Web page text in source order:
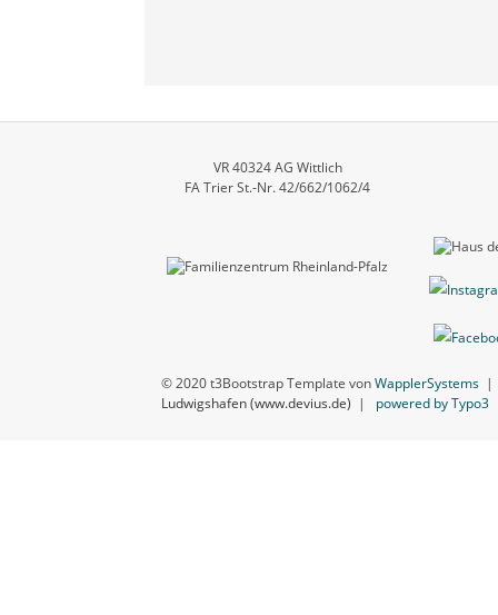
VR 40324 AG Wittlich
FA Trier St.-Nr. 42/662/1062/4
© 2020 t3Bootstrap Template vonWapplerSystems
Ludwigshafen (www.devius.de) | powered by Typo3